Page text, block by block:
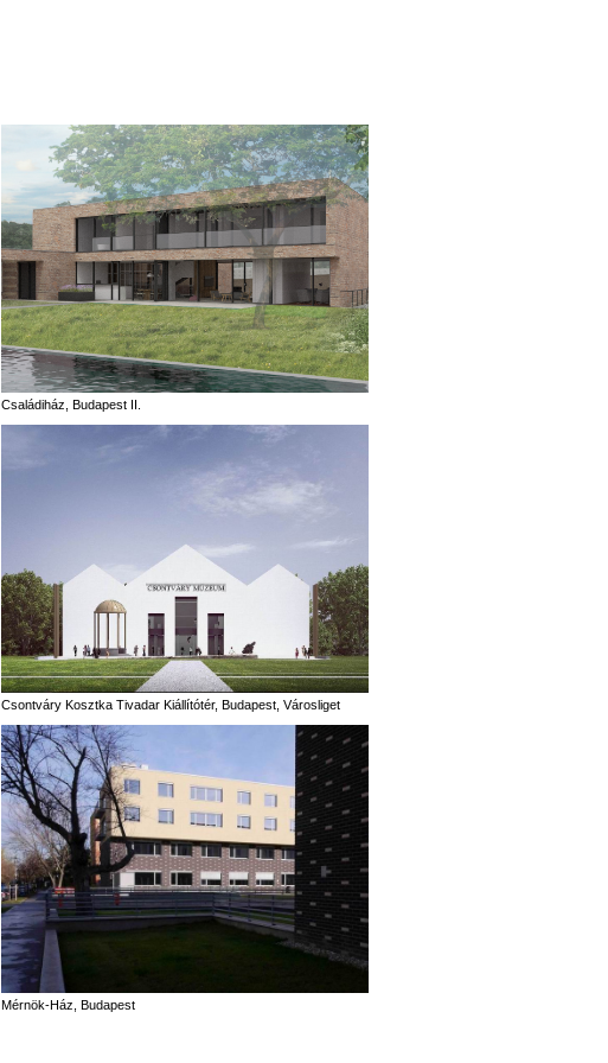
Családiház, Budapest II.
Csontváry Kosztka Tivadar Kiállítótér, Budapest, Városliget
Mérnök-Ház, Budapest